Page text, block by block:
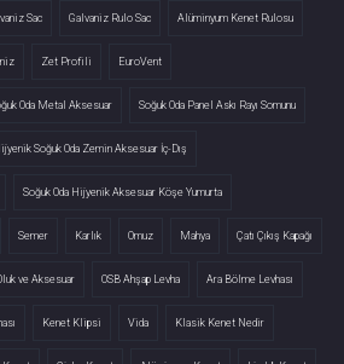
Sac Galvaniz Rulo Sac Alüminyum Kenet Rulosu
Zet Profili EuroVent
Oda Metal Aksesuar Soğuk Oda Panel Askı Rayı Somunu
Soğuk Oda Zemin Aksesuar İç-Dış
Soğuk Oda Hijyenik Aksesuar Köşe Yumurta
Semer Karlık Omuz Mahya Çatı Çıkış Kapağı
ve Aksesuar OSB Ahşap Levha Ara Bölme Levhası
Kenet Klipsi Vida Klasik Kenet Nedir